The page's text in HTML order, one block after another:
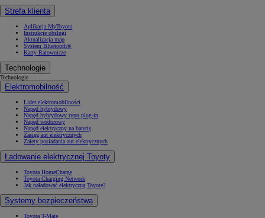
Strefa klienta
Aplikacja MyToyota
Instrukcje obsługi
Aktualizacja map
System Bluetooth®
Karty Ratownicze
Technologie
Technologie
Elektromobilność
Lider elektromobilności
Napęd hybrydowy
Napęd hybrydowy typu plug-in
Napęd wodorowy
Napęd elektryczny na baterię
Zasięg aut elektrycznych
Zalety posiadania aut elektrycznych
Ładowanie elektrycznej Toyoty
Toyota HomeCharge
Toyota Charging Network
Jak naładować elektryczną Toyotę?
Systemy bezpieczeństwa
Toyota T-Mate